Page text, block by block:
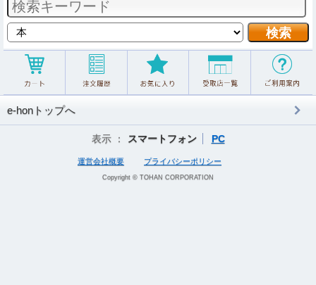
e-honトップへ
表示 ： スマートフォン PC
運営会社概要 プライバシーポリシー
Copyright © TOHAN CORPORATION